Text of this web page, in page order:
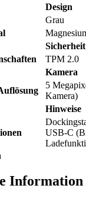
Design
Grau
Sicherheit
TPM 2.0
Kamera
5
Kamera)
Hinweise
USB-C
Information